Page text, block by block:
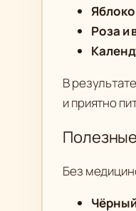
Яблоко
Роза и
В
и приятно
Без